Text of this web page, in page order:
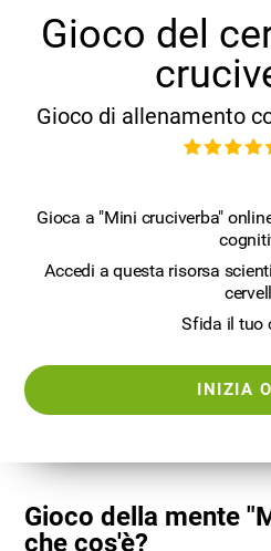
Gioco del
Gioco di allenamento
Gioca a "Mini cruciverba"
Accedi a questa risorsa
Sfida il tuo
INIZIA
Gioco della mente
che cos'è?